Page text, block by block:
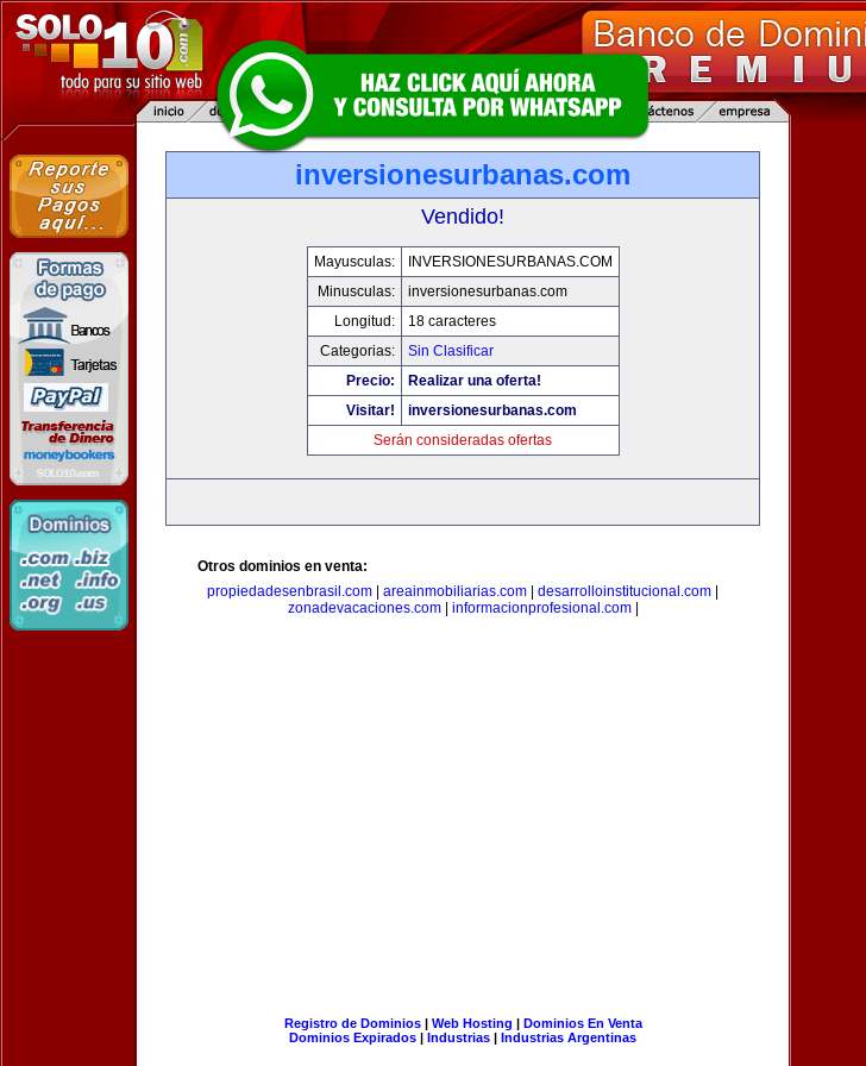
inversionesurbanas.com
Vendido!
Mayusculas:
INVERSIONESURBANAS.COM
Minusculas:
inversionesurbanas.com
Longitud:
18 caracteres
Categorias:
Sin Clasificar
Precio:
Realizar una oferta!
Visitar!
inversionesurbanas.com
Serán consideradas ofertas
Otros dominios en venta:
propiedadesenbrasil.com
areainmobiliarias.com desarrolloinstitucional.com
zonadevacaciones.com| informacionprofesional.com|
Registro de Dominios| Web Hosting | Dominios En Venta
Dominios Expirados | Industrias | Industrias Argentinas